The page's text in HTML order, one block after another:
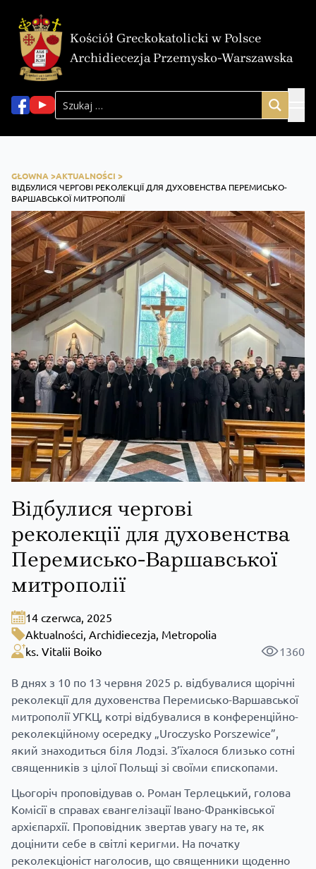
Kościół Greckokatolicki w Polsce
Archidiecezja Przemysko-Warszawska
GŁOWNA >AKTUALNOŚCI >
ВІДБУЛИСЯ ЧЕРГОВІ РЕКОЛЕКЦІЇ ДЛЯ ДУХОВЕНСТВА ПЕРЕМИСЬКО-
ВАРШАВСЬКОЇ МИТРОПОЛІЇ
Відбулися чергові
реколекції для духовенства
Перемисько-Варшавської
митрополії
14 czerwca, 2025
Aktualności, Archidiecezja, Metropolia
ks. Vitalii Boiko
1360
В днях з 10 по 13 червня 2025 р. відбувалися щорічні
реколекції для духовенства Перемисько-Варшавської
митрополії УГКЦ, котрі відбувалися в конференційно-
реколекційному осередку „Uroczysko Porszewice”,
який знаходиться біля Лодзі. З’їхалося близько сотні
священників з цілої Польщі зі своїми єпископами.
Цьогоріч проповідував о. Роман Терлецький, голова
Комісії в справах євангелізації Івано-Франківської
архієпархії. Проповідник звертав увагу на те, як
доцінити себе в світлі керигми. На початку
реколекціоніст наголосив, що священники щоденно